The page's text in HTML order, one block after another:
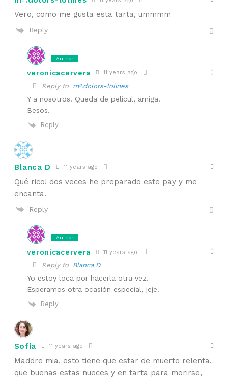
Vero, como me gusta esta tarta, ummmm
Reply
Author
veronicacervera 11 years ago
Reply to mª.dolors-lolines
Y a nosotros. Queda de películ, amiga.
Besos.
Reply
Blanca D 11 years ago
Qué rico! dos veces he preparado este pay y me
encanta.
Reply
Author
veronicacervera 11 years ago
Reply to Blanca D
Yo estoy loca por hacerla otra vez.
Esperamos otra ocasión especial, jeje.
Reply
Sofía 11 years ago
Maddre mia, esto tiene que estar de muerte relenta,
que buenas estas nueces y en tarta para morirse,